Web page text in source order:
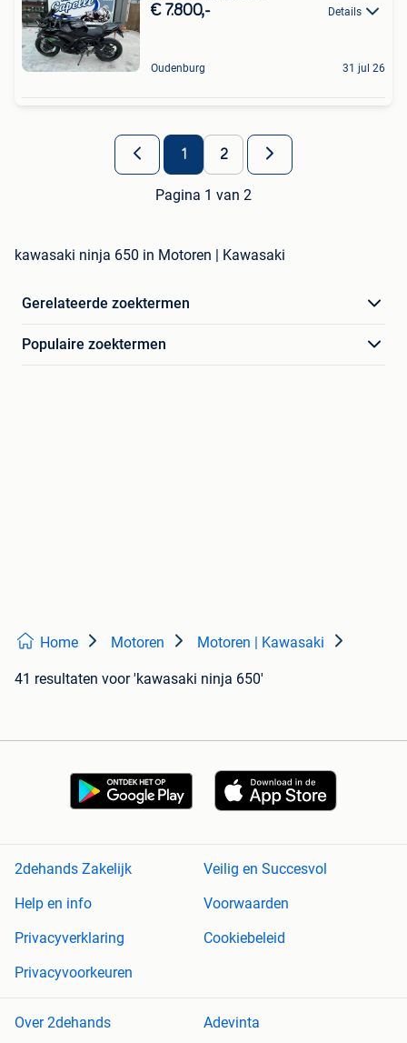
€ 7.800,- Details
Oudenburg 31 jul 26
1 2
Pagina 1 van 2
kawasaki ninja 650 in Motoren | Kawasaki
Gerelateerde zoektermen
Populaire zoektermen
Home Motoren Motoren | Kawasaki
41 resultaten voor 'kawasaki ninja 650'
2dehands Zakelijk
Veilig en Succesvol
Help en info
Voorwaarden
Privacyverklaring
Cookiebeleid
Privacyvoorkeuren
Over 2dehands Adevinta